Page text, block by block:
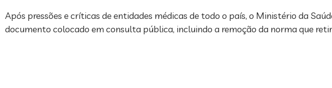
Após pressões e críticas de entidades médicas de todo o país, o Ministério da
documento colocado em consulta pública, incluindo a remoção da norma que